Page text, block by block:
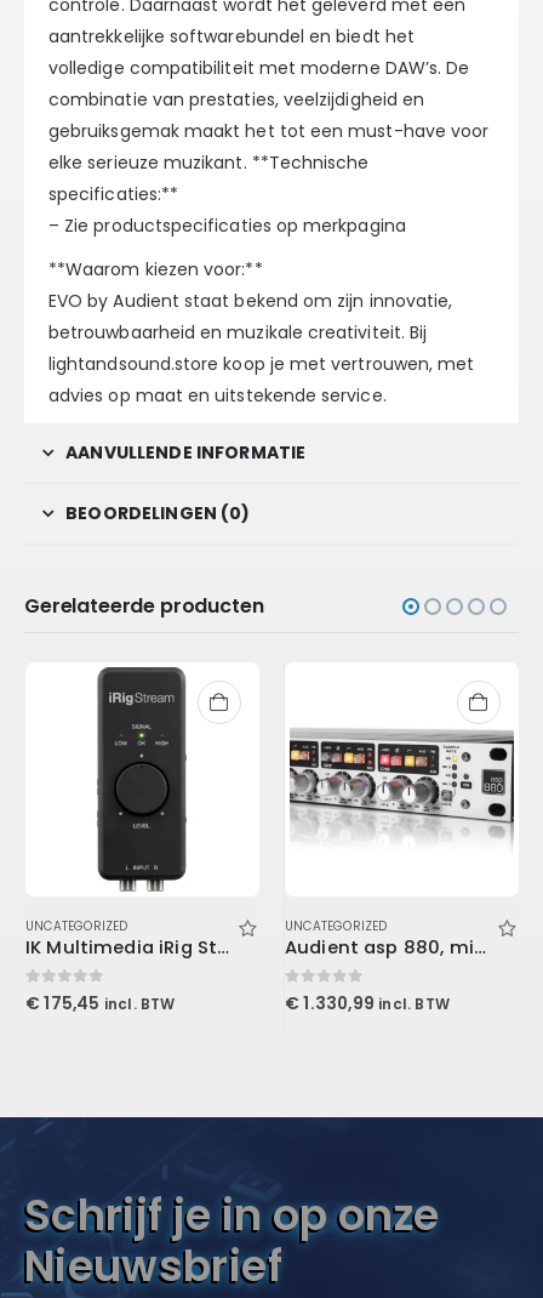
controle. Daarnaast wordt het geleverd met een
aantrekkelijke softwarebundel en biedt het
volledige compatibiliteit met moderne DAW’s. De
combinatie van prestaties, veelzijdigheid en
gebruiksgemak maakt het tot een must-have voor
elke serieuze muzikant. **Technische
specificaties:**
– Zie productspecificaties op merkpagina
**Waarom kiezen voor:**
EVO by Audient staat bekend om zijn innovatie,
betrouwbaarheid en muzikale creativiteit. Bij
lightandsound.store koop je met vertrouwen, met
advies op maat en uitstekende service.
AANVULLENDE INFORMATIE
BEOORDELINGEN (0)
Gerelateerde producten
UNCATEGORIZED
IK Multimedia iRig Stream
0out of 5
€ 175,45 incl. BTW
UNCATEGORIZED
Audient asp 880, microphone preamplifier
0out of 5
€ 1.330,99 incl. BTW
Schrijf je in op onze
Nieuwsbrief